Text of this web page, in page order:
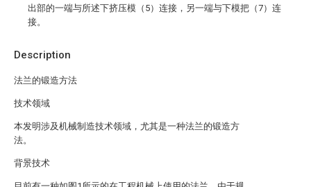
Description
法兰的锻造方法
技术领域
本发明涉及机械制造技术领域，尤其是一种法兰的锻造方
法。
背景技术
出部的一端与所述下挤压模（5）连接，另一端与下模把（7）连
接。